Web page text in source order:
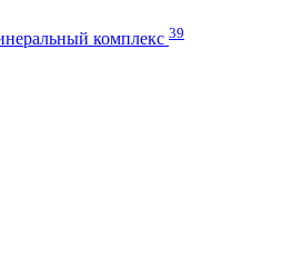
комплекс 39